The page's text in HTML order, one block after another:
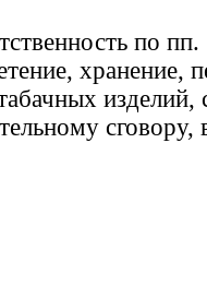
по
хранение,
изделий,